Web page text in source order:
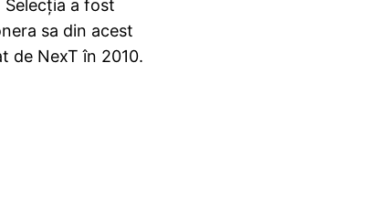
a fost
sa din acest
de NexT în 2010.